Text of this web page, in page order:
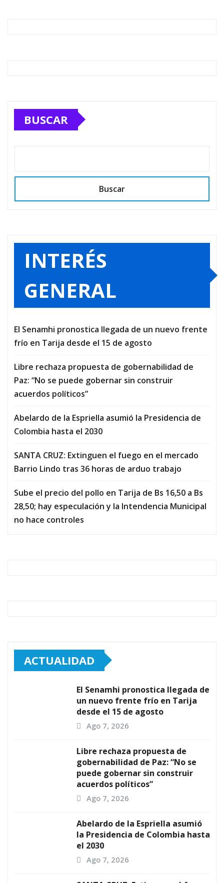
BUSCAR
Buscar
INTERÉS
GENERAL
El Senamhi pronostica llegada de un nuevo frente
frío en Tarija desde el 15 de agosto
Libre rechaza propuesta de gobernabilidad de
Paz: “No se puede gobernar sin construir
acuerdos políticos”
Abelardo de la Espriella asumió la Presidencia de
Colombia hasta el 2030
SANTA CRUZ: Extinguen el fuego en el mercado
Barrio Lindo tras 36 horas de arduo trabajo
Sube el precio del pollo en Tarija de Bs 16,50 a Bs
28,50; hay especulación y la Intendencia Municipal
no hace controles
ACTUALIDAD
El Senamhi pronostica llegada de
un nuevo frente frío en Tarija
desde el 15 de agosto
Ago 7, 2026
Libre rechaza propuesta de
gobernabilidad de Paz: “No se
puede gobernar sin construir
acuerdos políticos”
Ago 7, 2026
Abelardo de la Espriella asumió
la Presidencia de Colombia hasta
el 2030
Ago 7, 2026